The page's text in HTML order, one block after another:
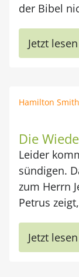
der Bibel
Jetzt lesen
Hamilton Smith
Die
Leider
sündigen.
zum Herrn
Petrus
Jetzt lesen